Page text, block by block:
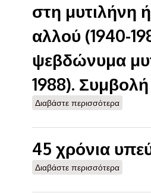
στη μυτιλήνη
αλλού (1940-
ψεβδώνυμα
1988).
Διαβάστε περισσότερα
αλλού
45 χρόνια
Διαβάστε περισσότερα